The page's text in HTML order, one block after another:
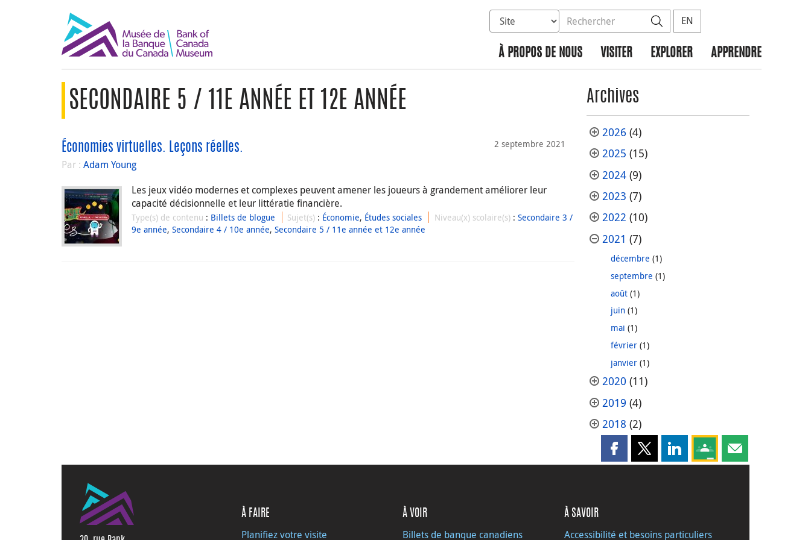
Sélectionnez la base de données à rechercher
Rechercher dans le site Rechercher
EN
À PROPOS DE NOUS VISITER EXPLORER APPRENDRE
SECONDAIRE 5 / 11E ANNÉE ET 12E ANNÉE
2 septembre 2021
Économies virtuelles. Leçons réelles.
Par : Adam Young
Les jeux vidéo modernes et complexes peuvent amener les joueurs à grandement améliorer leur
capacité décisionnelle et leur littératie financière.
Type(s) de contenu : Billets de blogue Sujet(s) : Économie, Études sociales Niveau(x) scolaire(s) : Secondaire 3 /
9e année, Secondaire 4 / 10e année, Secondaire 5 / 11e année et 12e année
Archives
2026 (4)
2025 (15)
2024(9)
2023 (7)
2022 (10)
2021 (7)
décembre (1)
septembre (1)
août(1)
juin(1)
mai (1)
février(1)
janvier(1)
2020 (11)
2019 (4)
2018 (2)
Partager cette page sur Facebook
Partager cette page sur X
Partager cette page sur
Partagez cette page sur
Partager cette
À FAIRE
Planifiez votre visite
À VOIR
Billets de banque canadiens
À SAVOIR
Accessibilité et besoins particuliers